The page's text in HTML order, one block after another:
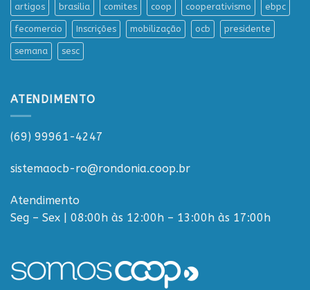
artigos brasilia comites coop cooperativismo ebpc
fecomercio Inscrições mobilização ocb presidente
semana sesc
ATENDIMENTO
(69) 99961-4247
sistemaocb-ro@rondonia.coop.br
Atendimento
Seg – Sex | 08:00h às 12:00h – 13:00h às 17:00h